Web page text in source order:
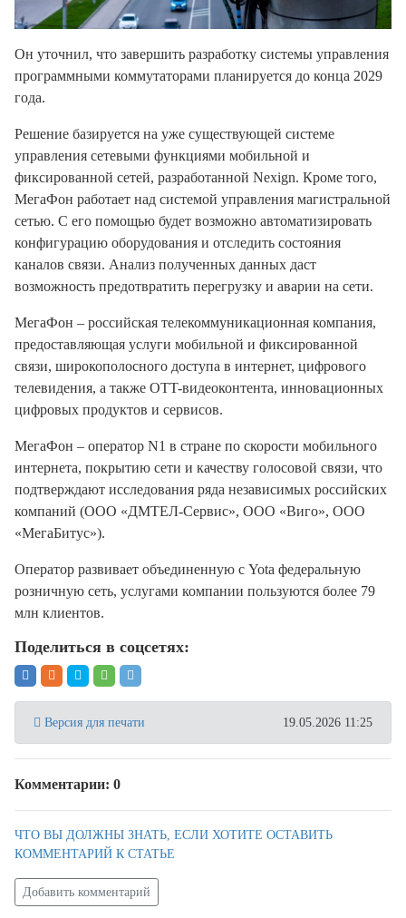
Он уточнил, что завершить разработку системы управления
программными коммутаторами планируется до конца 2029
года.
Решение базируется на уже существующей системе
управления сетевыми функциями мобильной и
фиксированной сетей, разработанной Nexign. Кроме того,
МегаФон работает над системой управления магистральной
сетью. С его помощью будет возможно автоматизировать
конфигурацию оборудования и отследить состояния
каналов связи. Анализ полученных данных даст
возможность предотвратить перегрузку и аварии на сети.
МегаФон – российская телекоммуникационная компания,
предоставляющая услуги мобильной и фиксированной
связи, широкополосного доступа в интернет, цифрового
телевидения, а также OTT-видеоконтента, инновационных
цифровых продуктов и сервисов.
МегаФон – оператор N1 в стране по скорости мобильного
интернета, покрытию сети и качеству голосовой связи, что
подтверждают исследования ряда независимых российских
компаний (ООО «ДМТЕЛ-Сервис», ООО «Виго», ООО
«МегаБитус»).
Оператор развивает объединенную с Yota федеральную
розничную сеть, услугами компании пользуются более 79
млн клиентов.
Поделиться в соцсетях:
Версия для печати 19.05.2026 11:25
Комментарии: 0
ЧТО ВЫ ДОЛЖНЫ ЗНАТЬ, ЕСЛИ ХОТИТЕ ОСТАВИТЬ
КОММЕНТАРИЙ К СТАТЬЕ
Добавить комментарий